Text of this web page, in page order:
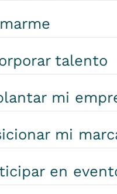
talento
mi
mi
en